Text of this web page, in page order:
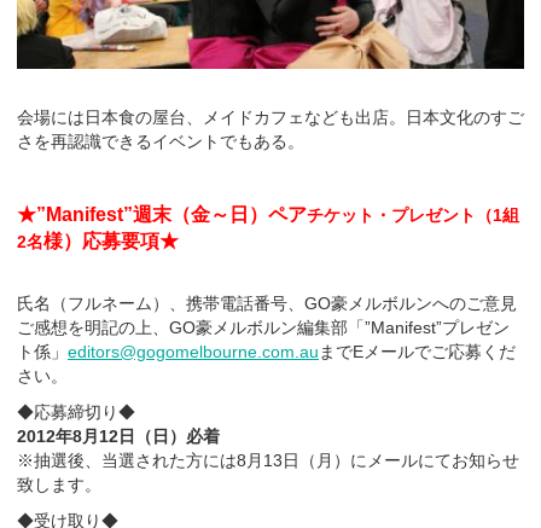
会場には日本食の屋台、メイドカフェなども出店。日本文化のすご
さを再認識できるイベントでもある。
★”Manifest”週末（金～日）ペアチケット・プレゼント（1組
2名様）応募要項★
氏名（フルネーム）、携帯電話番号、GO豪メルボルンへのご意見
ご感想を明記の上、GO豪メルボルン編集部「”Manifest”プレゼン
ト係」 editors@gogomelbourne.com.au までEメールでご応募くだ
さい。
◆応募締切り◆
2012年8月12日（日）必着
※抽選後、当選された方には8月13日（月）にメールにてお知らせ
致します。
◆受け取り◆